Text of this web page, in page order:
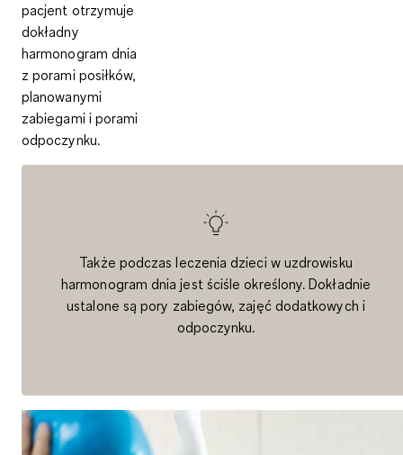
pacjent otrzymuje
dokładny
harmonogram dnia
z porami posiłków,
planowanymi
zabiegami i porami
odpoczynku.
Także podczas leczenia dzieci w uzdrowisku
harmonogram dnia jest ściśle określony. Dokładnie
ustalone są pory zabiegów, zajęć dodatkowych i
odpoczynku.